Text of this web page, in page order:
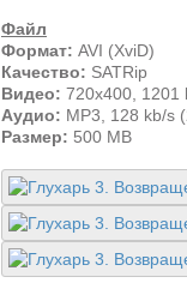
Файл
Формат: AVI (XviD)
Качество: SATRip
Видео: 720x400, 1201
Аудио: MP3, 128 kb/s
Размер: 500 MB